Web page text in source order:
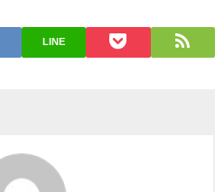
LINE